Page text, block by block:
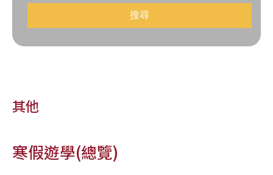
其他
寒假遊學(總覽)